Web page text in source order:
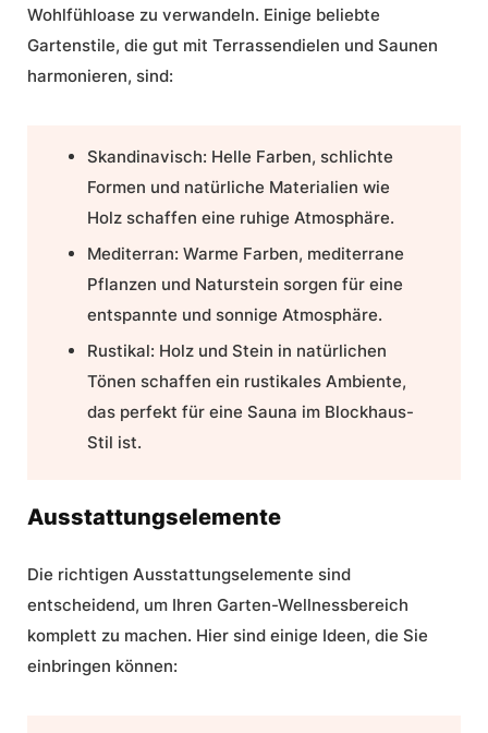
Wohlfühloase zu verwandeln. Einige beliebte
Gartenstile, die gut mit Terrassendielen und Saunen
harmonieren, sind:
Skandinavisch: Helle Farben, schlichte
Formen und natürliche Materialien wie
Holz schaffen eine ruhige Atmosphäre.
Mediterran: Warme Farben, mediterrane
Pflanzen und Naturstein sorgen für eine
entspannte und sonnige Atmosphäre.
Rustikal: Holz und Stein in natürlichen
Tönen schaffen ein rustikales Ambiente,
das perfekt für eine Sauna im Blockhaus-
Stil ist.
Ausstattungselemente
Die richtigen Ausstattungselemente sind
entscheidend, um Ihren Garten-Wellnessbereich
komplett zu machen. Hier sind einige Ideen, die Sie
einbringen können: